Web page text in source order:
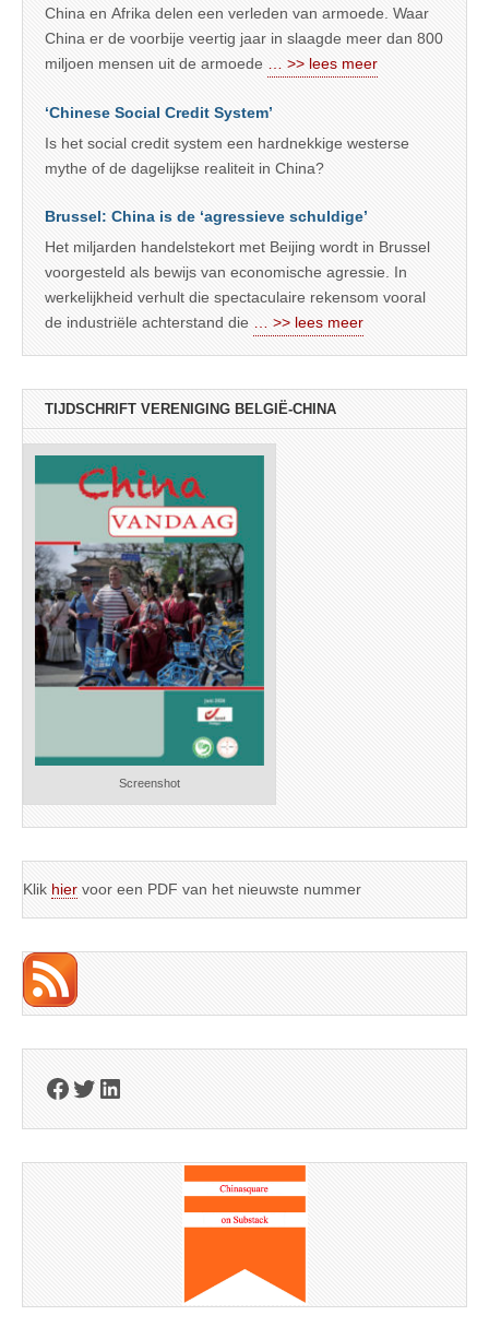
China en Afrika delen een verleden van armoede. Waar
China er de voorbije veertig jaar in slaagde meer dan 800
miljoen mensen uit de armoede
… >> lees meer
‘Chinese Social Credit System’
Is het social credit system een hardnekkige westerse
mythe of de dagelijkse realiteit in China?
Brussel: China is de ‘agressieve schuldige’
Het miljarden handelstekort met Beijing wordt in Brussel
voorgesteld als bewijs van economische agressie. In
werkelijkheid verhult die spectaculaire rekensom vooral
de industriële achterstand die
… >> lees meer
TIJDSCHRIFT VERENIGING BELGIË-CHINA
Screenshot
Klik hier voor een PDF van het nieuwste nummer
Facebook
Twitter
LinkedIn